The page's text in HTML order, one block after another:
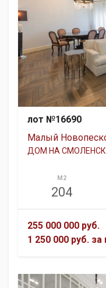
лот №16690
Малый
ДОМ НА
М2
204
255 000 000 руб.
1 250 000 руб. за